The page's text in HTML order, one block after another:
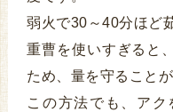
弱火で30～40分ほど
重曹を使いすぎると
ため、量を守ることが
この方法でも、アク